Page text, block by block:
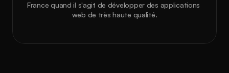
France quand il s'agit de développer des applications
web de très haute qualité.